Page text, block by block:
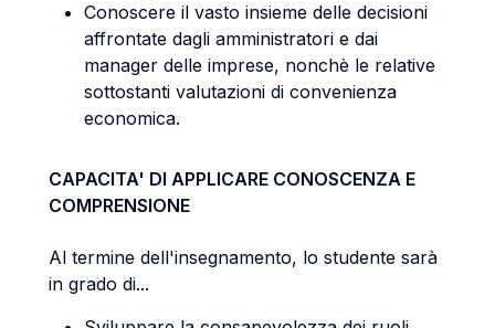
Conoscere il vasto insieme delle decisioni
affrontate dagli amministratori e dai
manager delle imprese, nonchè le relative
sottostanti valutazioni di convenienza
economica.
CAPACITA' DI APPLICARE CONOSCENZA E
COMPRENSIONE
Al termine dell'insegnamento, lo studente sarà
in grado di...